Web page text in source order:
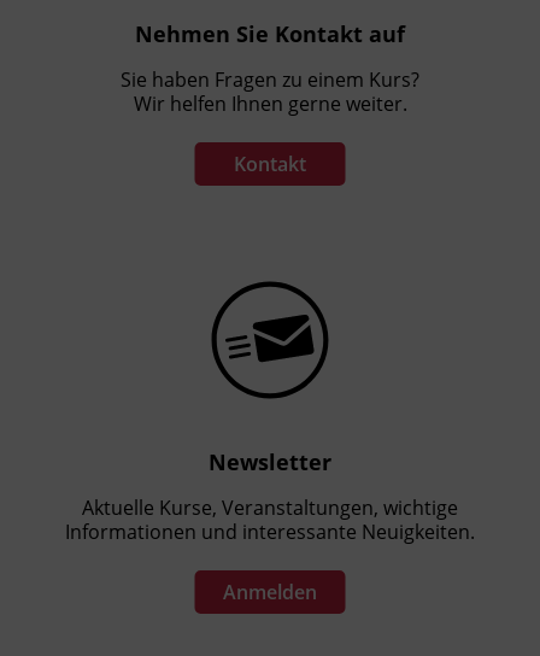
Nehmen Sie Kontakt auf
Sie haben Fragen zu einem Kurs?
Wir helfen Ihnen gerne weiter.
Kontakt
Newsletter
Aktuelle Kurse, Veranstaltungen, wichtige
Informationen und interessante Neuigkeiten.
Anmelden